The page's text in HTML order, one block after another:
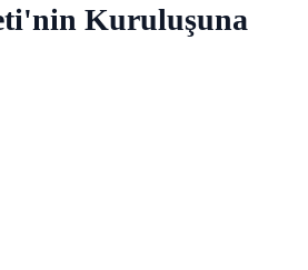
Kuruluşuna